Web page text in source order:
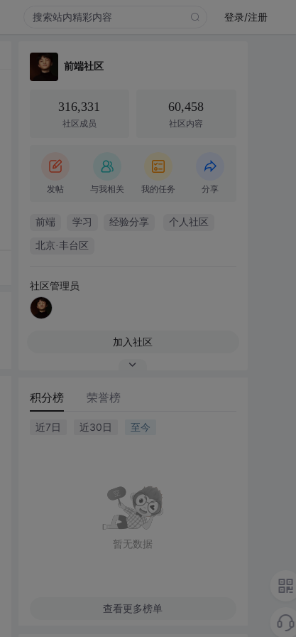
登录/注册
前端社区
316,331
社区成员
60,458
社区内容
发帖 与我相关 我的任务 分享
前端 学习 经验分享 个人社区
北京·丰台区
社区管理员
加入社区
积分榜 荣誉榜
近7日 近30日 至今
暂无数据
查看更多榜单